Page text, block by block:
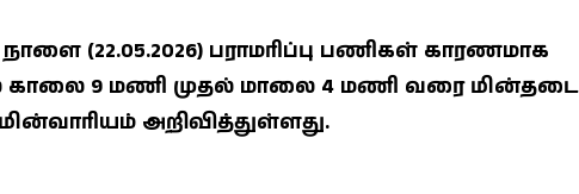
(22.05.2026) பராமரிப்பு பணிகள் காரணமாக
காலை 9 மணி முதல் மாலை 4 மணி வரை மின்தடை
அறிவித்துள்ளது.